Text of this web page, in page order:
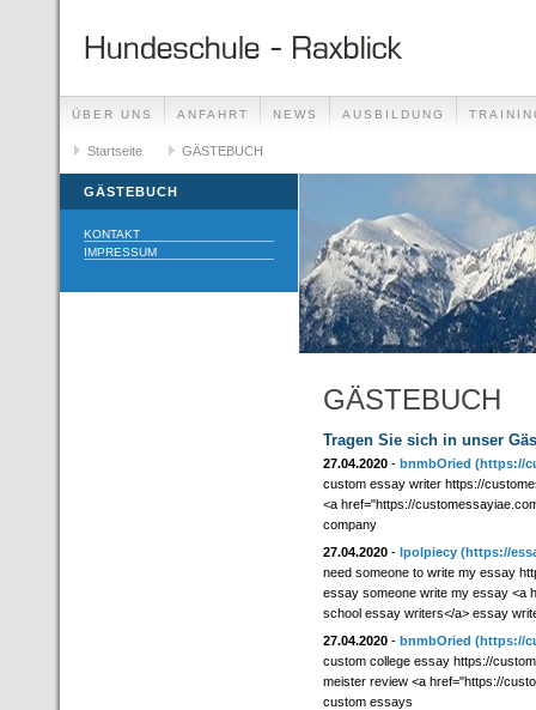
ÜBER UNS ANFAHRT NEWS AUSBILDUNG
GÄSTEBUCH LINKS
Startseite GÄSTEBUCH
GÄSTEBUCH
KONTAKT
IMPRESSUM
GÄSTEBUCH
Tragen Sie sich in unser
27.04.2020 - bnmbOried (https://
custom essay writer https://
<a href="https://
company
27.04.2020 - lpolpiecy (https://
need someone to write my essay
essay someone write my essay <a
school essay writers</a> essay
27.04.2020 - bnmbOried (https://
custom college essay https://
meister review <a href="https://
custom essays